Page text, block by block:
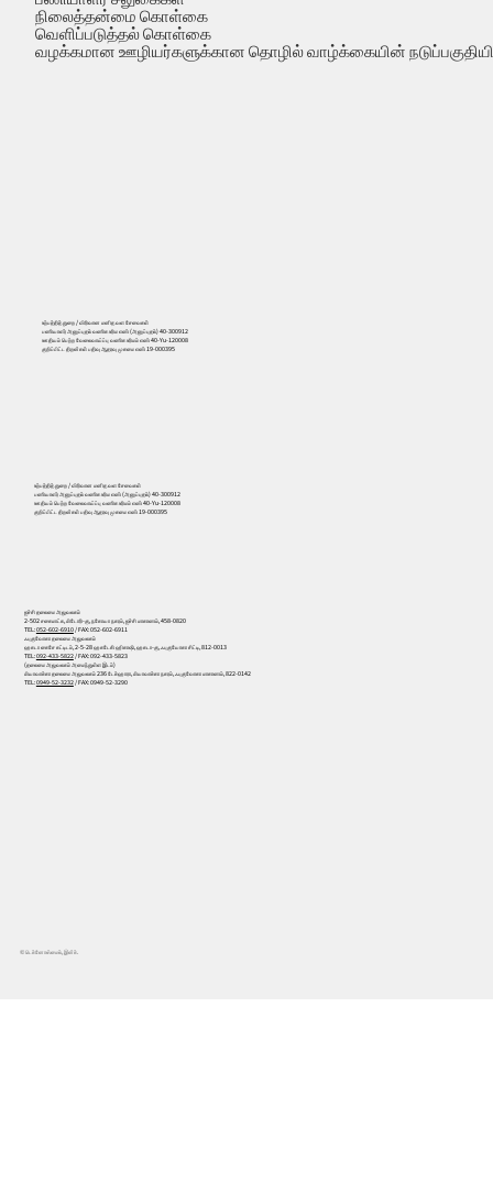
நிலைத்தன்மை கொள்கை
வெளிப்படுத்தல் கொள்கை
வழக்கமான ஊழியர்களுக்கான தொழில் வாழ்க்கையின்
உற்பத்தித் துறை / விரிவான மனித வள சேவைகள்
பணியாளர் அனுப்புதல் வணிக உரிம எண் (அனுப்புதல்) 40-300912
ஊதியம் பெற்ற வேலைவாய்ப்பு வணிக உரிமம் எண் 40-Yu-120008
குறிப்பிட்ட திறன்கள் பதிவு ஆதரவு முகமை எண் 19-000395
உற்பத்தித் துறை / விரிவான மனித வள சேவைகள்
பணியாளர் அனுப்புதல் வணிக உரிம எண் (அனுப்புதல்) 40-300912
ஊதியம் பெற்ற வேலைவாய்ப்பு வணிக உரிமம் எண் 40-Yu-120008
குறிப்பிட்ட திறன்கள் பதிவு ஆதரவு முகமை எண் 19-000395
ஐச்சி தலைமை அலுவலகம்
2-502 சகைமாட்சு, மிடோரி-கு, நகோயா நகரம், ஐச்சி மாகாணம், 458-0820
TEL:052-602-6910/ FAX: 052-602-6911
ஃபுகுவோகா தலைமை அலுவலகம்
ஹகடா கைசே கட்டிடம், 2-5-28 ஹகடேகி ஹிகாஷி, ஹகடா-கு, ஃபுகுயோகா சிட்டி, 812-0013
TEL:092-433-5822/ FAX: 092-433-5823
(தலைமை அலுவலகம் அமைந்துள்ள இடம்)
மியாவாக்கா தலைமை அலுவலகம் 236 டேக்ஹாரா, மியாவாக்கா நகரம், ஃபுகுவோகா மாகாணம், 822-0142
TEL:0949-52-3232/ FAX: 0949-52-3290
© டெக்னோஸ்மைல், இன்க்.